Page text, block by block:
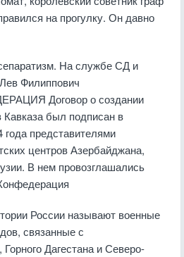
на прогулку. Он давно
На службе СД и
Филиппович
Договор о создании
был подписан в
представителями
центров Азербайджана,
В нем провозглашались
России называют военные
связанные с
Дагестана и Северо-